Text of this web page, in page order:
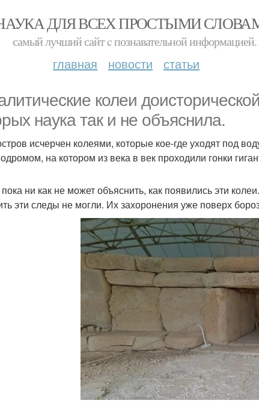
ДЛЯ ВСЕХ ПРОСТЫМИ
самый лучший сайт c познавательной информацией.
главная новости статьи
колеи
наука так и не объяснила.
исчерчен колеями, которые кое-где уходят под
на котором из века в век проходили гонки
ни как не может объяснить, как появились эти
эти следы не могли. Их захоронения уже поверх